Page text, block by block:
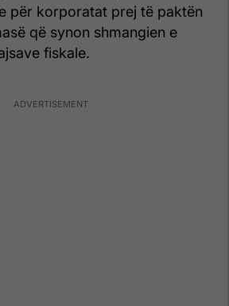
për korporatat prej të paktën
që synon shmangien e
fiskale.